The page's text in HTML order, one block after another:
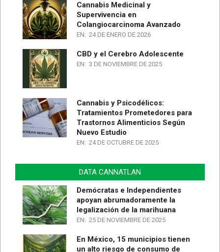
Cannabis Medicinal y
Supervivencia en
Colangiocarcinoma Avanzado
EN: 24 DE ENERO DE 2026
CBD y el Cerebro Adolescente
EN: 3 DE NOVIEMBRE DE 2025
Cannabis y Psicodélicos:
Tratamientos Prometedores para
Trastornos Alimenticios Según
Nuevo Estudio
EN: 24 DE OCTUBRE DE 2025
DATA CANNATLAN
Demócratas e Independientes
apoyan abrumadoramente la
legalización de la marihuana
EN: 25 DE NOVIEMBRE DE 2025
En México, 15 municipios tienen
un alto riesgo de consumo de